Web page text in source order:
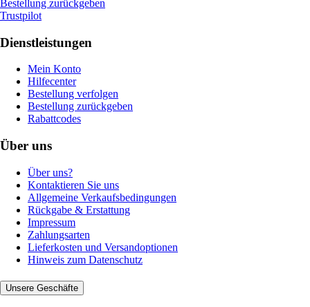
Bestellung zurückgeben
Trustpilot
Dienstleistungen
Mein Konto
Hilfecenter
Bestellung verfolgen
Bestellung zurückgeben
Rabattcodes
Über uns
Über uns?
Kontaktieren Sie uns
Allgemeine Verkaufsbedingungen
Rückgabe & Erstattung
Impressum
Zahlungsarten
Lieferkosten und Versandoptionen
Hinweis zum Datenschutz
Unsere Geschäfte